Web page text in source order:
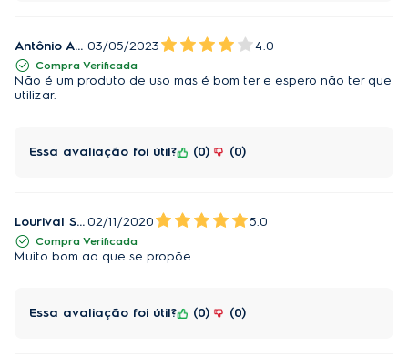
Antônio Aparecido Diogo 03/05/2023 4.0
Compra Verificada
Não é um produto de uso mas é bom ter e espero não ter que
utilizar.
Essa avaliação foi útil? 0 0
Lourival Soares02/11/2020 5.0
Compra Verificada
Muito bom ao que se propõe.
Essa avaliação foi útil? 0 0